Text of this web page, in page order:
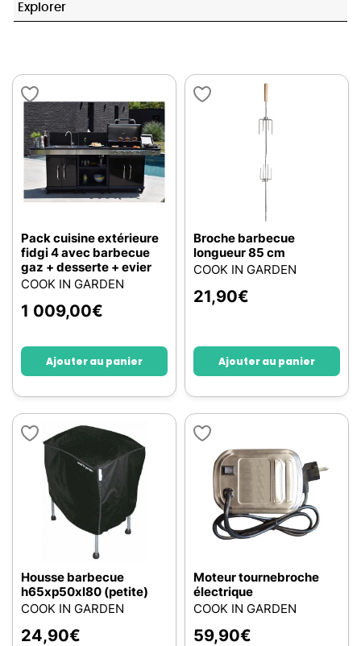
Explorer
Pack cuisine extérieure
fidgi 4 avec barbecue
gaz + desserte + evier
COOK IN GARDEN
1 009,00€
Ajouter au panier
Broche barbecue
longueur 85 cm
COOK IN GARDEN
21,90€
Ajouter au panier
Housse barbecue
h65xp50xl80 (petite)
COOK IN GARDEN
24,90€
Moteur tournebroche
électrique
COOK IN GARDEN
59,90€